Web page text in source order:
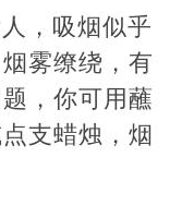
，吸烟似乎
雾缭绕，有
，你可用蘸
支蜡烛，烟